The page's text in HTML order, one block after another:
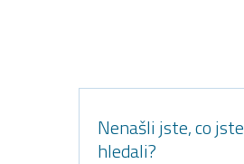
Nenašli jste, co jste
hledali?